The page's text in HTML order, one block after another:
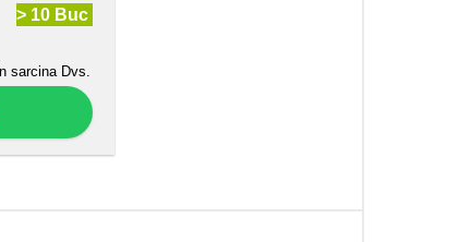
> 10 Buc
sarcina Dvs.